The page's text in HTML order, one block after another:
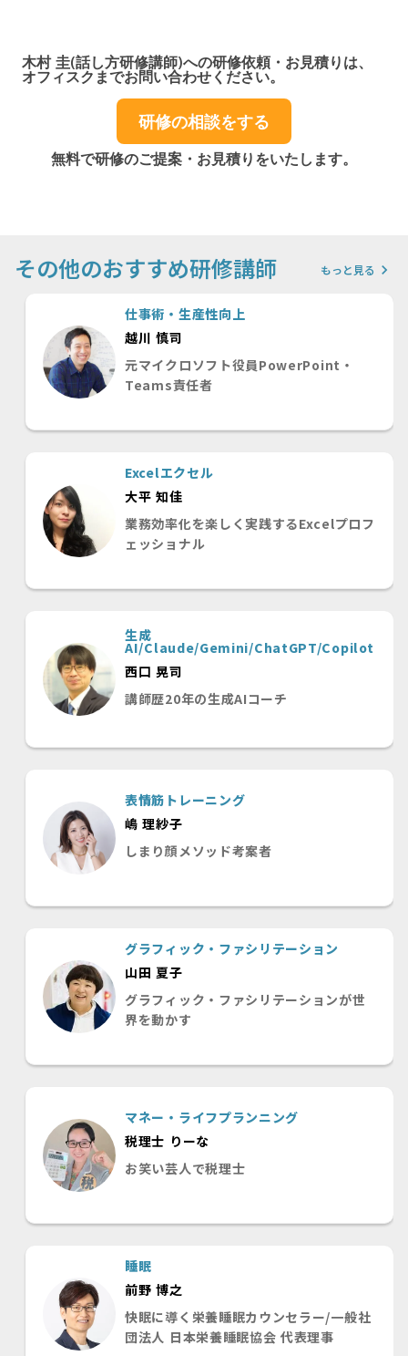
木村 圭(話し方研修講師)への研修依頼・お見積りは、
オフィスクまでお問い合わせください。
研修の相談をする
無料で研修のご提案・お見積りをいたします。
その他のおすすめ研修講師 もっと見る keyboard_arrow_right
仕事術・生産性向上
越川 慎司
元マイクロソフト役員PowerPoint・
Teams責任者
Excelエクセル
大平 知佳
業務効率化を楽しく実践するExcelプロフ
ェッショナル
生成
AI/Claude/Gemini/ChatGPT/Copilot
西口 晃司
講師歴20年の生成AIコーチ
表情筋トレーニング
嶋 理紗子
しまり顔メソッド考案者
グラフィック・ファシリテーション
山田 夏子
グラフィック・ファシリテーションが世
界を動かす
マネー・ライフプランニング
税理士 りーな
お笑い芸人で税理士
睡眠
前野 博之
快眠に導く栄養睡眠カウンセラー/一般社
団法人 日本栄養睡眠協会 代表理事